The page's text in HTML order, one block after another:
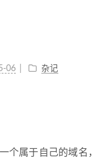
06 杂记
属于自己的域名，